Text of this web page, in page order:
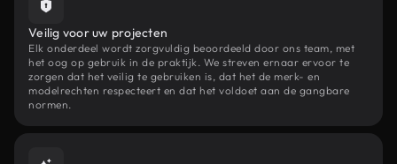
Veilig voor uw projecten
Elk onderdeel wordt zorgvuldig beoordeeld door ons team, met
het oog op gebruik in de praktijk. We streven ernaar ervoor te
zorgen dat het veilig te gebruiken is, dat het de merk- en
modelrechten respecteert en dat het voldoet aan de gangbare
normen.